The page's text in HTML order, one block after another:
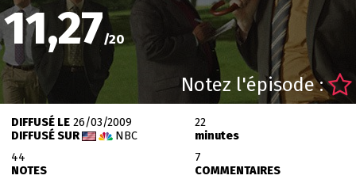
11,27/20
Notez l'épisode :
DIFFUSÉ LE26/03/2009
DIFFUSÉ SUR
NBC
22
minutes
44
NOTES
7
COMMENTAIRES